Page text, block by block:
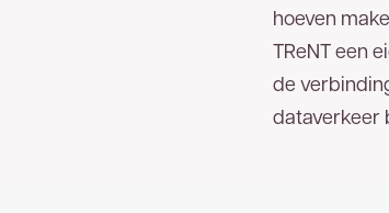
hoeven
TReNT een
de
dataverkeer